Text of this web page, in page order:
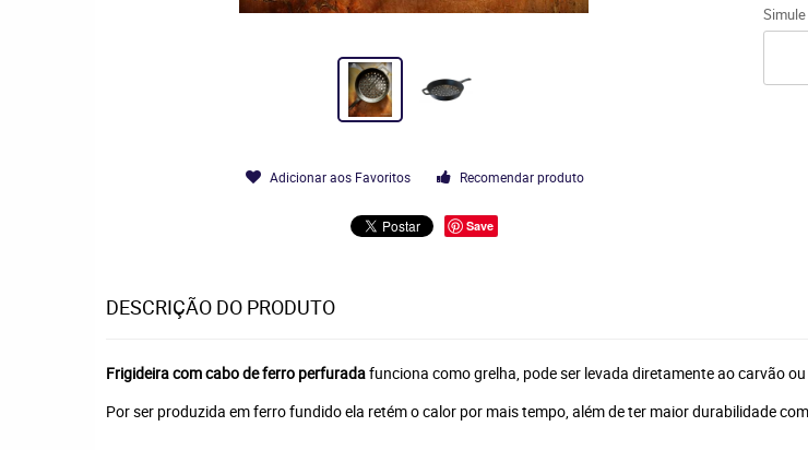
Adicionar aos Favoritos Recomendar produto
Save
DESCRIÇÃO DO PRODUTO
Frigideira com cabo de ferro perfuradafunciona como grelha, pode ser levada diretamente ao carvão
Por ser produzida em ferro fundido ela retém o calor por mais tempo, além de ter maior durabilidade